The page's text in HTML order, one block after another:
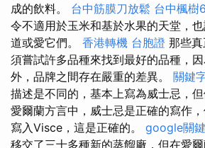
成的飲料。 台中筋膜刀放鬆 台中楓樹
令不適用於玉米和基於水果的天堂，
道或愛它們。 香港轉機 台胞證 那些
須嘗試許多品種來找到最好的品種，
外，品牌之間存在嚴重的差異。 關鍵
描述是不同的，基本上寫為威士忌，
愛爾蘭方言中，威士忌是正確的寫作
寫入Visce，這是正確的。 google關
移交了三十多種新的蒸餾廠，但在愛